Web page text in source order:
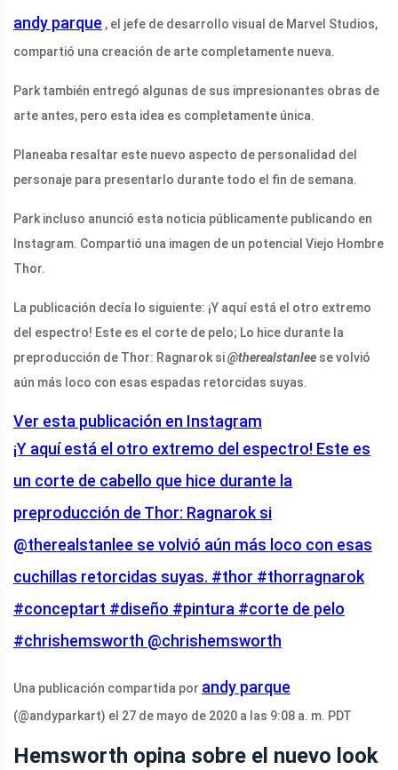
andy parque , el jefe de desarrollo visual de Marvel Studios,
compartió una creación de arte completamente nueva.
Park también entregó algunas de sus impresionantes obras de
arte antes, pero esta idea es completamente única.
Planeaba resaltar este nuevo aspecto de personalidad del
personaje para presentarlo durante todo el fin de semana.
Park incluso anunció esta noticia públicamente publicando en
Instagram. Compartió una imagen de un potencial Viejo Hombre
Thor.
La publicación decía lo siguiente: ¡Y aquí está el otro extremo
del espectro! Este es el corte de pelo; Lo hice durante la
preproducción de Thor: Ragnarok si@therealstanlee se volvió
aún más loco con esas espadas retorcidas suyas.
Ver esta publicación en Instagram
¡Y aquí está el otro extremo del espectro! Este es
un corte de cabello que hice durante la
preproducción de Thor: Ragnarok si
@therealstanlee se volvió aún más loco con esas
cuchillas retorcidas suyas. #thor #thorragnarok
#conceptart #diseño #pintura #corte de pelo
#chrishemsworth @chrishemsworth
Una publicación compartida por andy parque
(@andyparkart) el 27 de mayo de 2020 a las 9:08 a. m. PDT
Hemsworth opina sobre el nuevo look